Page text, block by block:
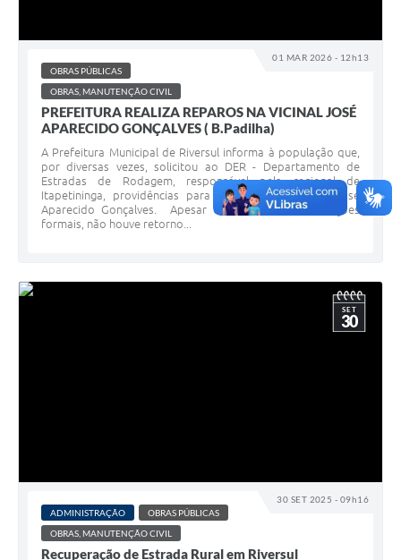
01 MAR 2026 - 12h13
OBRAS PÚBLICAS
OBRAS, MANUTENÇÃO CIVIL
PREFEITURA REALIZA REPAROS NA VICINAL JOSÉ
APARECIDO GONÇALVES ( B.Padilha)
A Prefeitura Municipal de Riversul informa à população que,
por diversas vezes, solicitou ao DER - Departamento de
Estradas de Rodagem, responsável pela regional de
Itapetininga, providências para o reparo da Vicinal José
Aparecido Gonçalves. Apesar das reiteradas solicitações
formais, não houve retorno...
30 SET 2025 - 09h16
SET
30
ADMINISTRAÇÃO
OBRAS PÚBLICAS
OBRAS, MANUTENÇÃO CIVIL
Recuperação de Estrada Rural em Riversul